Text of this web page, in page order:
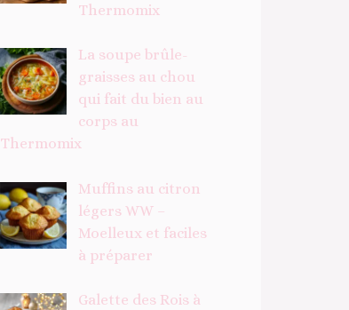
Thermomix
La soupe brûle-
graisses au chou
qui fait du bien au
corps au
Thermomix
Muffins au citron
légers WW –
Moelleux et faciles
à préparer
Galette des Rois à